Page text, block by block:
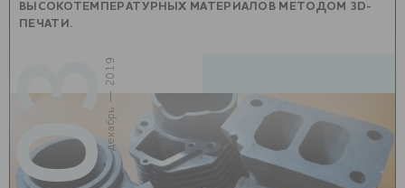
ВЫСОКОТЕМПЕРАТУРНЫХ МАТЕРИАЛОВ МЕТОДОМ 3D-
ПЕЧАТИ.
03
декабрь — 2019